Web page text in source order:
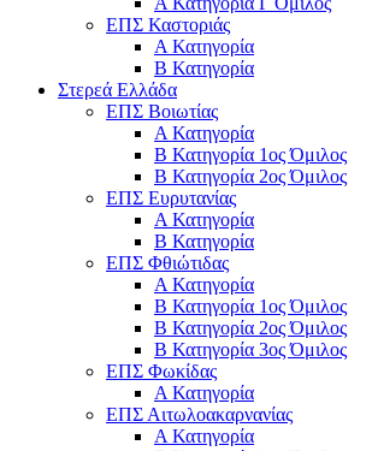
ΕΠΣ Καστοριάς
Α Κατηγορία
Β Κατηγορία
Στερεά Ελλάδα
ΕΠΣ Βοιωτίας
Α Κατηγορία
Β Κατηγορία 1ος Όμιλος
Β Κατηγορία 2ος Όμιλος
ΕΠΣ Ευρυτανίας
Α Κατηγορία
Β Κατηγορία
ΕΠΣ Φθιώτιδας
Α Κατηγορία
Β Κατηγορία 1ος Όμιλος
Β Κατηγορία 2ος Όμιλος
Β Κατηγορία 3ος Όμιλος
ΕΠΣ Φωκίδας
Α Κατηγορία
ΕΠΣ Αιτωλοακαρνανίας
Α Κατηγορία